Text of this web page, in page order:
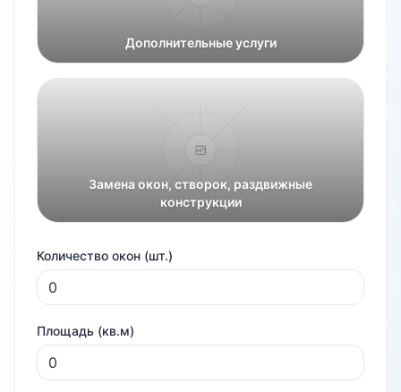
Дополнительные услуги
Замена окон, створок, раздвижные
конструкции
Количество окон (шт.)
Площадь (кв.м)